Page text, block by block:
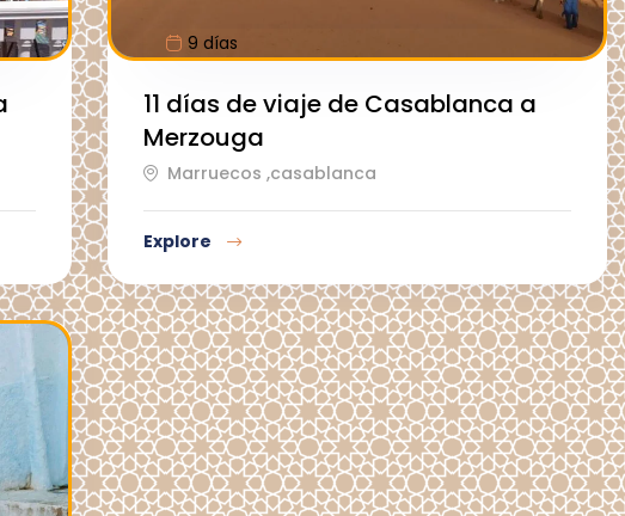
9 días
11 días de viaje de Casablanca a
Merzouga
Marruecos ,casablanca
Explore